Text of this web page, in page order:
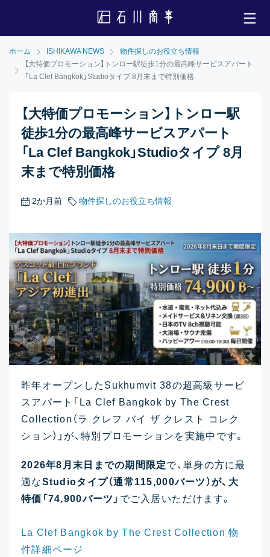
ホーム ISHIKAWA NEWS
物件探しのお役立ち情報
【大特価プロモーション】トンロー駅徒歩1分の最高峰サービスアパート
「La Clef Bangkok」Studioタイプ 8月末まで特別価格
【大特価プロモーション】トンロー駅
徒歩1分の最高峰サービスアパート
「La Clef Bangkok」Studioタイプ 8月
末まで特別価格
2か月前 物件探しのお役立ち情報
昨年オープンしたSukhumvit 38の超高級サービ
スアパート「La Clef Bangkok by The Crest
Collection（ラ クレフ バイ ザ クレスト コレク
ション）」が、特別プロモーションを実施中です。
2026年8月末日までの期間限定で、単身の方に最
適なStudioタイプ（通常115,000バーツ）が、大
特価「74,900バーツ」 でご入居いただけます。
La Clef Bangkok by The Crest Collection 物
件詳細ページ